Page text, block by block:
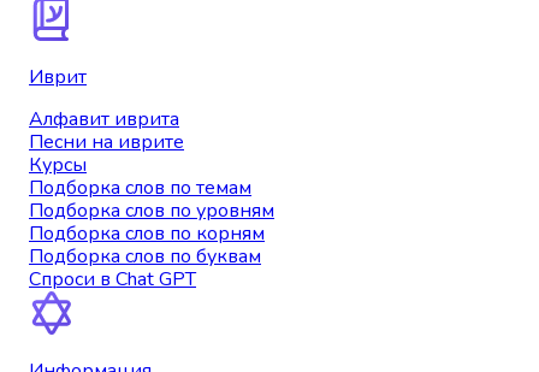
Иврит
Алфавит иврита
Песни на иврите
Курсы
Подборка слов по темам
Подборка слов по уровням
Подборка слов по корням
Подборка слов по буквам
Спроси в Chat GPT